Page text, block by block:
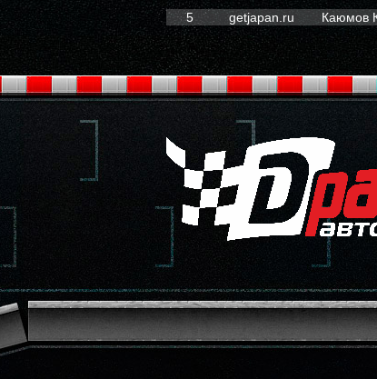
5 getjapan.ru Каюмов